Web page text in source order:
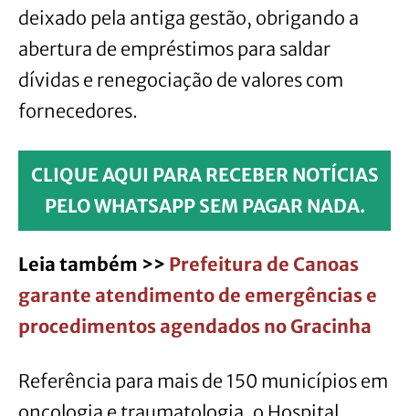
deixado pela antiga gestão, obrigando a
abertura de empréstimos para saldar
dívidas e renegociação de valores com
fornecedores.
CLIQUE AQUI PARA RECEBER NOTÍCIAS
PELO WHATSAPP SEM PAGAR NADA.
Leia também >> Prefeitura de Canoas
garante atendimento de emergências e
procedimentos agendados no Gracinha
Referência para mais de 150 municípios em